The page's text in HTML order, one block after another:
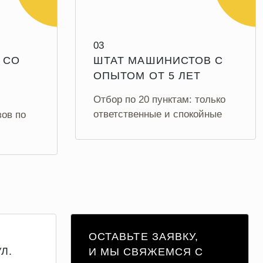
СКИДКА 2000 ₽ НА ПЕРВЫЙ
СО
по
03
ШТАТ МАШИНИСТОВ С
ОПЫТОМ ОТ 5 ЛЕТ
Отбор по 20 пунктам: только
ответственные и спокойные
ОСТАВЬТЕ ЗАЯВКУ,
И МЫ СВЯЖЕМСЯ С